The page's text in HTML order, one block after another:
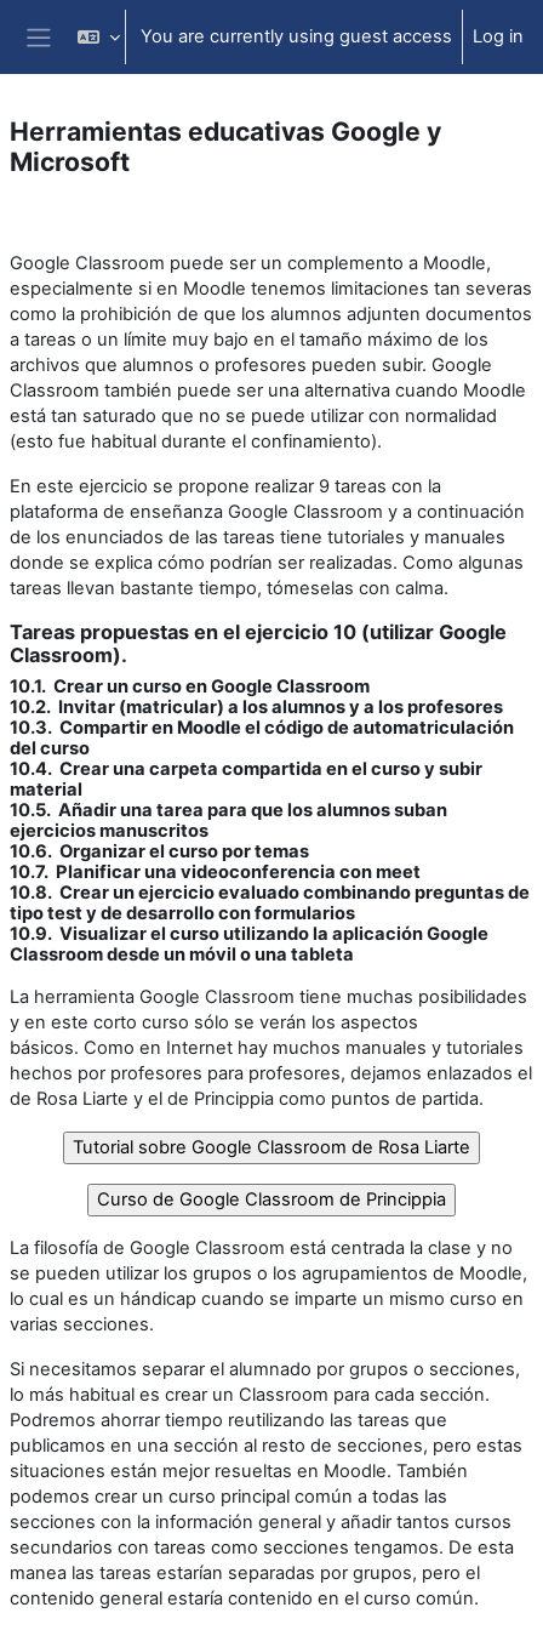
Skip to main content
Side panel
You are currently using guest access Log in
Herramientas educativas Google y
Microsoft
Google Classroom puede ser un complemento a Moodle,
especialmente si en Moodle tenemos limitaciones tan severas
como la prohibición de que los alumnos adjunten documentos
a tareas o un límite muy bajo en el tamaño máximo de los
archivos que alumnos o profesores pueden subir. Google
Classroom también puede ser una alternativa cuando Moodle
está tan saturado que no se puede utilizar con normalidad
(esto fue habitual durante el confinamiento).
En este ejercicio se propone realizar 9 tareas con la
plataforma de enseñanza Google Classroom y a continuación
de los enunciados de las tareas tiene tutoriales y manuales
donde se explica cómo podrían ser realizadas. Como algunas
tareas llevan bastante tiempo, tómeselas con calma.
Tareas propuestas en el ejercicio 10 (utilizar Google
Classroom).
10.1. Crear un curso en Google Classroom
10.2. Invitar (matricular) a los alumnos y a los profesores
10.3. Compartir en Moodle el código de automatriculación
del curso
10.4. Crear una carpeta compartida en el curso y subir
material
10.5. Añadir una tarea para que los alumnos suban
ejercicios manuscritos
10.6. Organizar el curso por temas
10.7. Planificar una videoconferencia con meet
10.8. Crear un ejercicio evaluado combinando preguntas de
tipo test y de desarrollo con formularios
10.9. Visualizar el curso utilizando la aplicación Google
Classroom desde un móvil o una tableta
La herramienta Google Classroom tiene muchas posibilidades
y en este corto curso sólo se verán los aspectos
básicos. Como en Internet hay muchos manuales y tutoriales
hechos por profesores para profesores, dejamos enlazados el
de Rosa Liarte y el de Princippia como puntos de partida.
La filosofía de Google Classroom está centrada la clase y no
se pueden utilizar los grupos o los agrupamientos de Moodle,
lo cual es un hándicap cuando se imparte un mismo curso en
varias secciones.
Si necesitamos separar el alumnado por grupos o secciones,
lo más habitual es crear un Classroom para cada sección.
Podremos ahorrar tiempo reutilizando las tareas que
publicamos en una sección al resto de secciones, pero estas
situaciones están mejor resueltas en Moodle. También
podemos crear un curso principal común a todas las
secciones con la información general y añadir tantos cursos
secundarios con tareas como secciones tengamos. De esta
manea las tareas estarían separadas por grupos, pero el
contenido general estaría contenido en el curso común.